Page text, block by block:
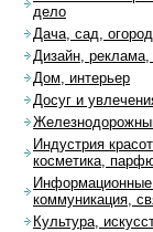
дело
Дача, сад, огород
Дизайн,
Дом, интерьер
Досуг и
Индустрия
косметика,
Информационные
коммуникация,
Культура,